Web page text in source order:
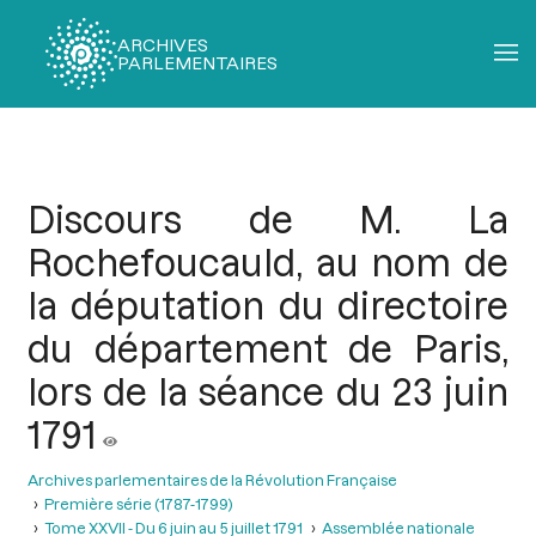
ARCHIVES
PARLEMENTAIRES
Discours de M. La
Rochefoucauld, au nom de
la députation du directoire
du département de Paris,
lors de la séance du 23 juin
1791
Archives parlementaires de la Révolution Française
Première série (1787-1799)
Tome XXVII - Du 6 juin au 5 juillet 1791
Assemblée nationale